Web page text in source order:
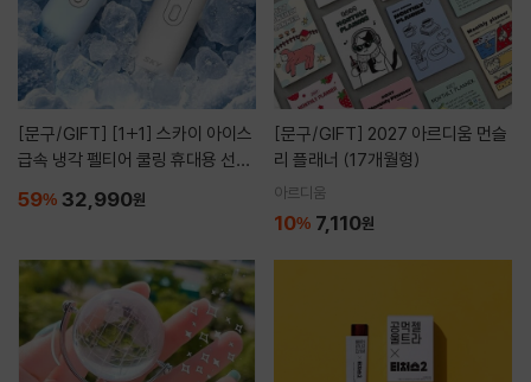
[문구/GIFT]
급속 냉각 펠티어 쿨링 휴대용 선풍
59% 32,990원
[문구/GIFT]
리 플래너 (17개월형)
아르디움
10% 7,110원